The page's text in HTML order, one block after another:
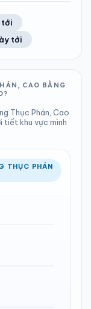
tới
tới
CAO BẰNG
Thục Phán, Cao
tiết khu vực mình
THỤC PHÁN